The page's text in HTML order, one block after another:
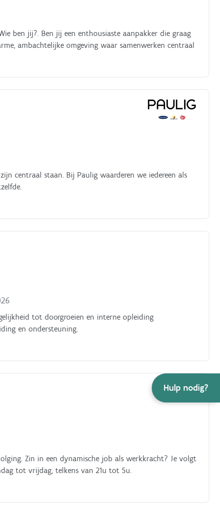
Hulp nodig?
ben jij?. Ben jij een enthousiaste aanpakker die graag
ambachtelijke omgeving waar samenwerken centraal
centraal staan. Bij Paulig waarderen we iedereen als
tot doorgroeien en interne opleiding
en ondersteuning.
Zin in een dynamische job als werkkracht? Je volgt
tot vrijdag, telkens van 21u tot 5u.